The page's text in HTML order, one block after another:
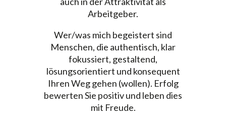
Arbeitgeber.
Wer/was mich begeistert sind
Menschen, die authentisch, klar
fokussiert, gestaltend,
lösungsorientiert und konsequent
Ihren Weg gehen (wollen). Erfolg
bewerten Sie positiv und leben dies
mit Freude.